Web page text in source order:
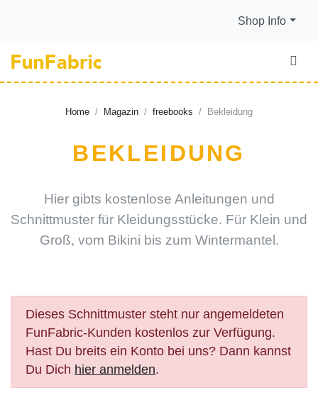
Shop Info
Home Magazin freebooks Bekleidung
BEKLEIDUNG
Hier gibts kostenlose Anleitungen und
Schnittmuster für Kleidungsstücke. Für Klein und
Groß, vom Bikini bis zum Wintermantel.
Dieses Schnittmuster steht nur angemeldeten
FunFabric-Kunden kostenlos zur Verfügung.
Hast Du breits ein Konto bei uns? Dann kannst
Du Dich hier anmelden.